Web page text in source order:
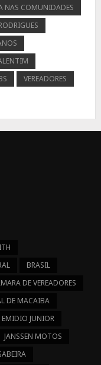
NAS COMUNIDADES
VEREADORES
BRASIL
DE VEREADORES
DE MACAIBA
EMIDIO JUNIOR
JANSSEN MOTOS